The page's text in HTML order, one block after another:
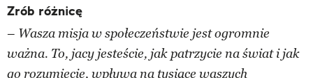
Zrób różnicę
– Wasza misja w społeczeństwie jest ogromnie
ważna. To, jacy jesteście, jak patrzycie na świat i jak
go rozumiecie, wpływa na tysiące waszych